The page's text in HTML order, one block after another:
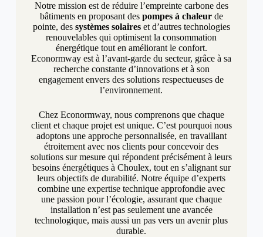
Notre mission est de réduire l’empreinte carbone des
bâtiments en proposant des pompes à chaleurde
pointe, des systèmes solaireset d’autres technologies
renouvelables qui optimisent la consommation
énergétique tout en améliorant le confort.
Econormway est à l’avant-garde du secteur, grâce à sa
recherche constante d’innovations et à son
engagement envers des solutions respectueuses de
l’environnement.
Chez Econormway, nous comprenons que chaque
client et chaque projet est unique. C’est pourquoi nous
adoptons une approche personnalisée, en travaillant
étroitement avec nos clients pour concevoir des
solutions sur mesure qui répondent précisément à leurs
besoins énergétiques à Choulex, tout en s’alignant sur
leurs objectifs de durabilité. Notre équipe d’experts
combine une expertise technique approfondie avec
une passion pour l’écologie, assurant que chaque
installation n’est pas seulement une avancée
technologique, mais aussi un pas vers un avenir plus
durable.